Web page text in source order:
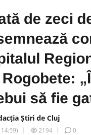
de zeci
să fie
Știri de Cluj
14:59) 2194 0